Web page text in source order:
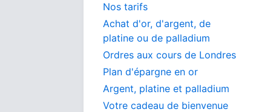
Nos tarifs
Achat d'or, d'argent, de
platine ou de palladium
Ordres aux cours de Londres
Plan d'épargne en or
Argent, platine et palladium
Votre cadeau de bienvenue